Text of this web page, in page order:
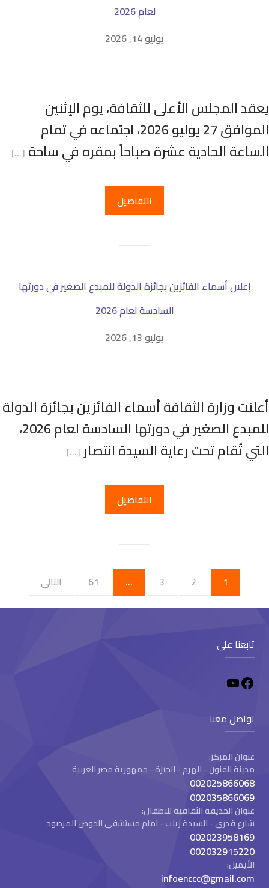
لعام 2026
يوليو 14, 2026
المجلس الأعلى للثقافة، يوم الإثنين
الموافق 27 يوليو 2026، اجتماعه في تمام
الحادية عشرة صباحاً بمقره في ساحة […]
التفاصيل
إعلان أسماء الفائزين بجائزة الدولة للمبدع الصغير في دورتها
السادسة لعام 2026
يوليو 13, 2026
وزارة الثقافة أسماء الفائزين بجائزة الدولة
للمبدع الصغير في دورتها السادسة لعام 2026،
تُقام تحت رعاية السيدة انتصار […]
التفاصيل
1
2
3
…
61 التالى
تابعنا على
تواصل معنا
عنوان المركز:
مدينة الفنون - الهرم - الجيزة - جمهورية مصر العربية
002025866068
002035866069
عنوان الحديقة الثقافية للاطفال:
شارع قدرى - السيدة زينب - امام مستشفى الحوض المرصود
002023958169
002032915220
الأيميل:
infoenccc@gmail.com